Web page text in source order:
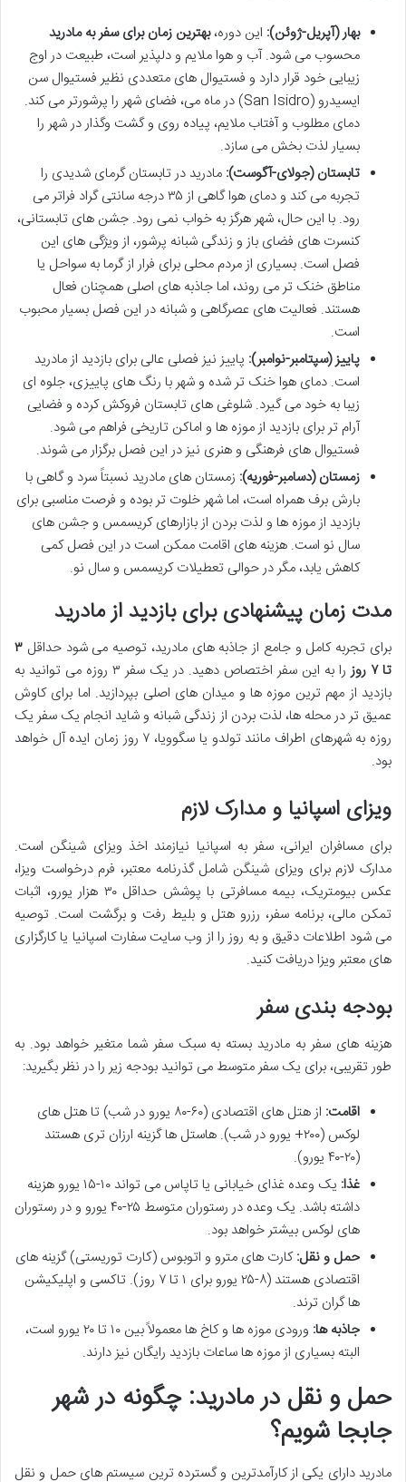
بهار (آپریل-ژوئن): این دوره،بهترین زمان برای سفر به مادرید
محسوب می شود. آب و هوا ملایم و دلپذیر است، طبیعت در اوج
زیبایی خود قرار دارد و فستیوال های متعددی نظیر فستیوال سن
ایسیدرو (San Isidro) در ماه می، فضای شهر را پرشورتر می کند.
دمای مطلوب و آفتاب ملایم، پیاده روی و گشت وگذار در شهر را
بسیار لذت بخش می سازد.
تابستان (جولای-آگوست): مادرید در تابستان گرمای شدیدی را
تجربه می کند و دمای هوا گاهی از ۳۵ درجه سانتی گراد فراتر می
رود. با این حال، شهر هرگز به خواب نمی رود. جشن های تابستانی،
کنسرت های فضای باز و زندگی شبانه پرشور، از ویژگی های این
فصل است. بسیاری از مردم محلی برای فرار از گرما به سواحل یا
مناطق خنک تر می روند، اما جاذبه های اصلی همچنان فعال
هستند. فعالیت های عصرگاهی و شبانه در این فصل بسیار محبوب
است.
پاییز (سپتامبر-نوامبر): پاییز نیز فصلی عالی برای بازدید از مادرید
است. دمای هوا خنک تر شده و شهر با رنگ های پاییزی، جلوه ای
زیبا به خود می گیرد. شلوغی های تابستان فروکش کرده و فضایی
آرام تر برای بازدید از موزه ها و اماکن تاریخی فراهم می شود.
فستیوال های فرهنگی و هنری نیز در این فصل برگزار می شوند.
زمستان (دسامبر-فوریه): زمستان های مادرید نسبتاً سرد و گاهی با
بارش برف همراه است، اما شهر خلوت تر بوده و فرصت مناسبی برای
بازدید از موزه ها و لذت بردن از بازارهای کریسمس و جشن های
سال نو است. هزینه های اقامت ممکن است در این فصل کمی
کاهش یابد، مگر در حوالی تعطیلات کریسمس و سال نو.
مدت زمان پیشنهادی برای بازدید از مادرید
برای تجربه کامل و جامع از جاذبه های مادرید، توصیه می شود حداقل ۳
تا ۷ روز
را به این سفر اختصاص دهید. در یک سفر ۳ روزه می توانید به
بازدید از مهم ترین موزه ها و میدان های اصلی بپردازید. اما برای کاوش
عمیق تر در محله ها، لذت بردن از زندگی شبانه و شاید انجام یک سفر یک
روزه به شهرهای اطراف مانند تولدو یا سگوویا، ۷ روز زمان ایده آل خواهد
بود.
ویزای اسپانیا و مدارک لازم
برای مسافران ایرانی، سفر به اسپانیا نیازمند اخذ ویزای شینگن است.
مدارک لازم برای ویزای شینگن شامل گذرنامه معتبر، فرم درخواست ویزا،
عکس بیومتریک، بیمه مسافرتی با پوشش حداقل ۳۰ هزار یورو، اثبات
تمکن مالی، برنامه سفر، رزرو هتل و بلیط رفت و برگشت است. توصیه
می شود اطلاعات دقیق و به روز را از وب سایت سفارت اسپانیا یا کارگزاری
های معتبر ویزا دریافت کنید.
بودجه بندی سفر
هزینه های سفر به مادرید بسته به سبک سفر شما متغیر خواهد بود. به
طور تقریبی، برای یک سفر متوسط می توانید بودجه زیر را در نظر بگیرید:
اقامت:
از هتل های اقتصادی (۶۰-۸۰ یورو در شب) تا هتل های
لوکس (۲۰۰+ یورو در شب). هاستل ها گزینه ارزان تری هستند
(۲۰-۴۰ یورو).
غذا:
یک وعده غذای خیابانی یا تاپاس می تواند ۱۰-۱۵ یورو هزینه
داشته باشد. یک وعده در رستوران متوسط ۲۵-۴۰ یورو و در رستوران
های لوکس بیشتر خواهد بود.
حمل و نقل:کارت های مترو و اتوبوس (کارت توریستی) گزینه های
اقتصادی هستند (۸-۲۵ یورو برای ۱ تا ۷ روز). تاکسی و اپلیکیشن
ها گران ترند.
جاذبه ها:
ورودی موزه ها و کاخ ها معمولاً بین ۱۰ تا ۲۰ یورو است،
البته بسیاری از موزه ها ساعات بازدید رایگان نیز دارند.
حمل و نقل در مادرید: چگونه در شهر
جابجا شویم؟
مادرید دارای یکی از کارآمدترین و گسترده ترین سیستم های حمل و نقل